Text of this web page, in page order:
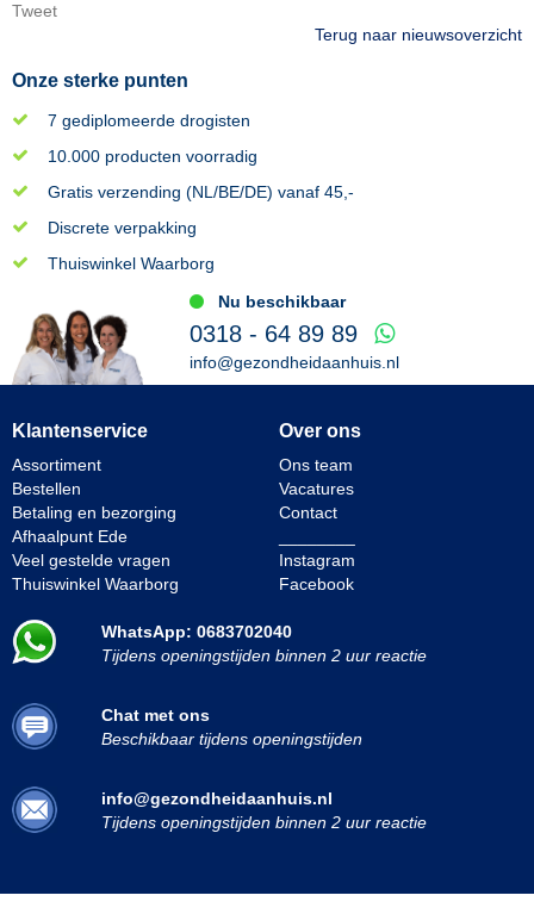
Tweet
Terug naar nieuwsoverzicht
Onze sterke punten
7 gediplomeerde drogisten
10.000 producten voorradig
Gratis verzending (NL/BE/DE) vanaf 45,-
Discrete verpakking
Thuiswinkel Waarborg
Nu beschikbaar
0318 - 64 89 89
info@gezondheidaanhuis.nl
Klantenservice
Assortiment
Bestellen
Betaling en bezorging
Afhaalpunt Ede
Veel gestelde vragen
Thuiswinkel Waarborg
Over ons
Ons team
Vacatures
Contact
Instagram
Facebook
WhatsApp: 0683702040
Tijdens openingstijden binnen 2 uur reactie
Chat met ons
Beschikbaar tijdens openingstijden
info@gezondheidaanhuis.nl
Tijdens openingstijden binnen 2 uur reactie